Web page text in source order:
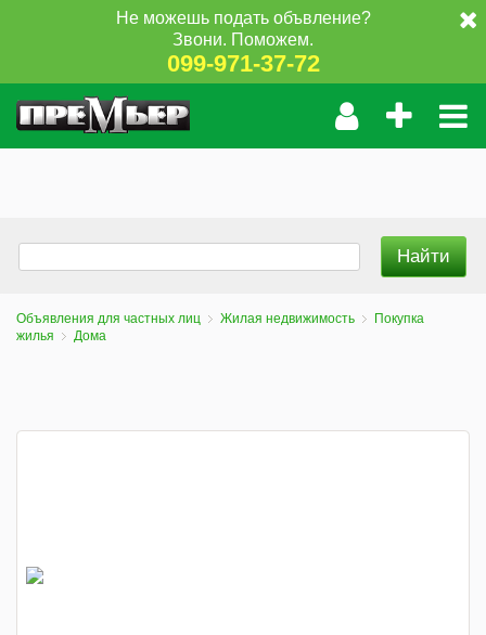
Не можешь подать объвление?
Звони. Поможем.
099-971-37-72
Объявления для частных лиц Жилая недвижимость
Покупка
жилья
Дома